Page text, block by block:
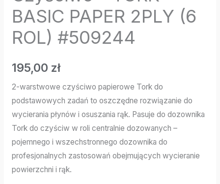
BASIC PAPER 2PLY (6
ROL) #509244
195,00 zł
2-warstwowe czyściwo papierowe Tork do
podstawowych zadań to oszczędne rozwiązanie do
wycierania płynów i osuszania rąk. Pasuje do dozownika
Tork do czyściw w roli centralnie dozowanych –
pojemnego i wszechstronnego dozownika do
profesjonalnych zastosowań obejmujących wycieranie
powierzchni i rąk.